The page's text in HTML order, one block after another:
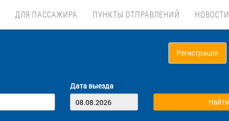
ДЛЯ ПАССАЖИРА ПУНКТЫ ОТПРАВЛЕНИЙ НОВОСТИ
Регистрация
Дата выезда